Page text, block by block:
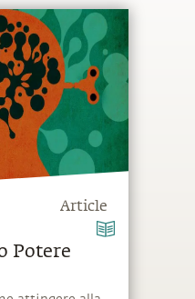
Article
Potere